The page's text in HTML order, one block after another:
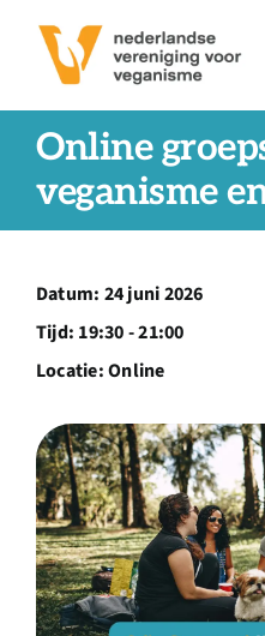
inhoud
Zoeken
naar:
Veganisme
Doe ook mee
Over ons
Ondernemer
Online
veganisme
Datum: 24 juni 2026
Tijd: 19:30 - 21:00
Locatie:Online